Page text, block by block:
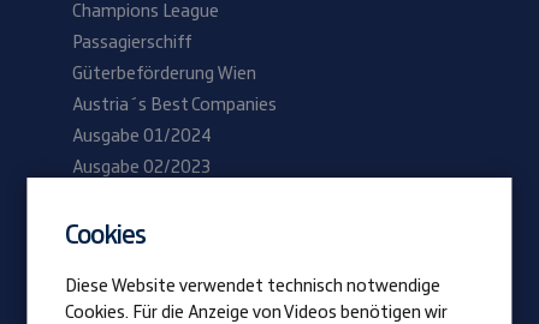
Champions League
Passagierschiff
Güterbeförderung Wien
Austria´s Best Companies
Ausgabe 01/2024
Ausgabe 02/2023
Be Prangl
Lehrlinge
Cookies
Diese Website verwendet technisch notwendige
Cookies. Für die Anzeige von Videos benötigen wir